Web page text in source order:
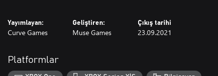
çalmayı deneyin.
deneyimini doruklarda yaşayın. Düşme hasarını azaltan Budala
Kaskı ile yüksek binalardan kuş gibi atlayın, patentli Çifte Zıplamalı
Beyzbol Şapkası ile yer çekimine meydan okuyun, rahatsız edici
Yayımlayan:
Curve Games
Geliştiren:
Muse Games
Çıkış tarihi
23.09.2021
Platformlar